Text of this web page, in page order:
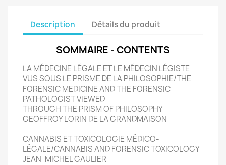
Description Détails du produit
SOMMAIRE - CONTENTS
LA MÉDECINE LÉGALE ET LE MÉDECIN LÉGISTE
VUS SOUS LE PRISME DE LA PHILOSOPHIE/THE
FORENSIC MEDICINE AND THE FORENSIC
PATHOLOGIST VIEWED
THROUGH THE PRISM OF PHILOSOPHY
GEOFFROY LORIN DE LA GRANDMAISON
CANNABIS ET TOXICOLOGIE MÉDICO-
LÉGALE/CANNABIS AND FORENSIC TOXICOLOGY
JEAN-MICHEL GAULIER